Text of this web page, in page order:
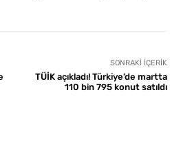
SONRAKI İÇERIK
TÜİK açıkladı! Türkiye’de martta
110 bin 795 konut satıldı